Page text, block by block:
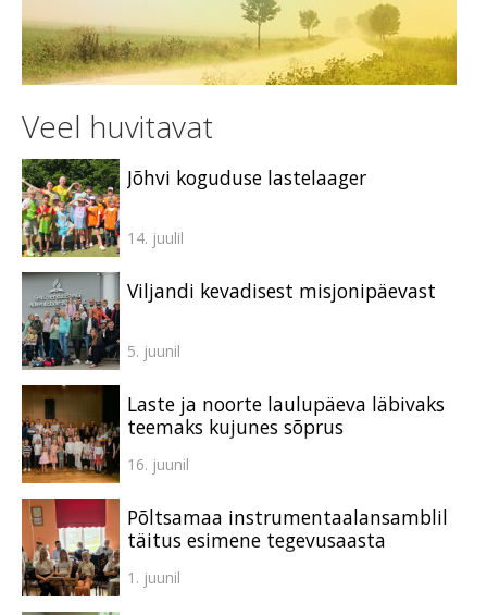
Veel huvitavat
Jõhvi koguduse lastelaager
14. juulil
Viljandi kevadisest misjonipäevast
5. juunil
Laste ja noorte laulupäeva läbivaks
teemaks kujunes sõprus
16. juunil
Põltsamaa instrumentaalansamblil
täitus esimene tegevusaasta
1. juunil